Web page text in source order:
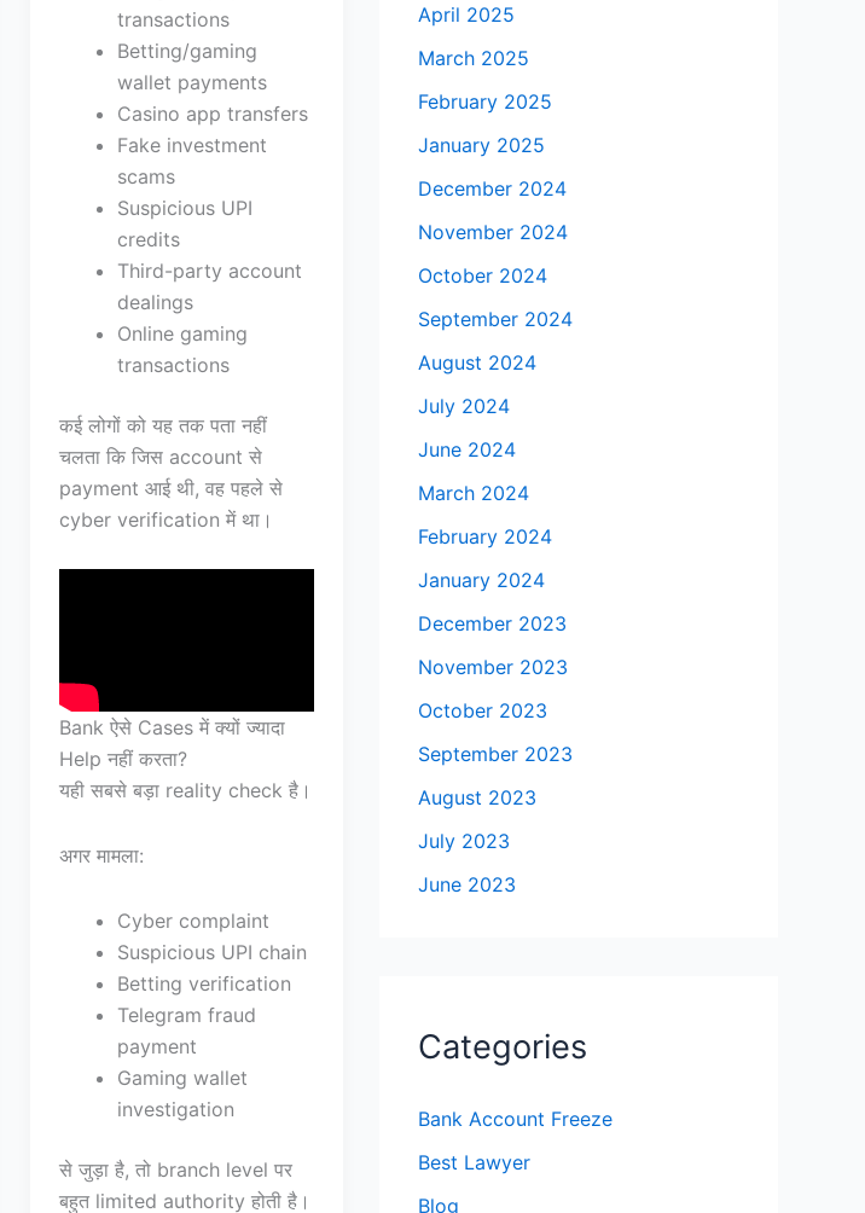
transactions
Betting/gaming
wallet payments
Casino app transfers
Fake investment
scams
Suspicious UPI
credits
Third-party account
dealings
Online gaming
transactions
कई लोगों को यह तक पता नहीं
चलता कि जिस account से
payment आई थी, वह पहले से
cyber verification में था।
Bank ऐसे Cases में क्यों ज्यादा
Help नहीं करता?
यही सबसे बड़ा reality check है।
अगर मामला:
Cyber complaint
Suspicious UPI chain
Betting verification
Telegram fraud
payment
Gaming wallet
investigation
से जुड़ा है, तो branch level पर
बहुत limited authority होती है।
April 2025
March 2025
February 2025
January 2025
December 2024
November 2024
October 2024
September 2024
August 2024
July 2024
June 2024
March 2024
February 2024
January 2024
December 2023
November 2023
October 2023
September 2023
August 2023
July 2023
June 2023
Categories
Bank Account Freeze
Best Lawyer
Blog